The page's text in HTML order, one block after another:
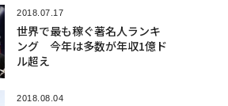
2018.07.17
世界で最も稼ぐ著名人ランキ
ング 今年は多数が年収1億ド
ル超え
2018.08.04